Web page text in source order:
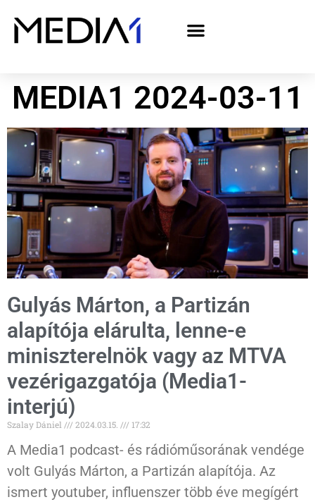
MEDIA1 2024-03-11
Gulyás Márton, a Partizán
alapítója elárulta, lenne-e
miniszterelnök vagy az MTVA
vezérigazgatója (Media1-
interjú)
Szalay Dániel 2024.03.15. 17:32
A Media1 podcast- és rádióműsorának vendége
volt Gulyás Márton, a Partizán alapítója. Az
ismert youtuber, influenszer több éve megígért